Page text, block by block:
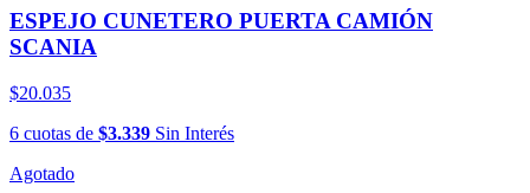
ESPEJO CUNETERO PUERTA CAMIÓN
SCANIA
$20.035
6 cuotas de $3.339 Sin Interés
Agotado